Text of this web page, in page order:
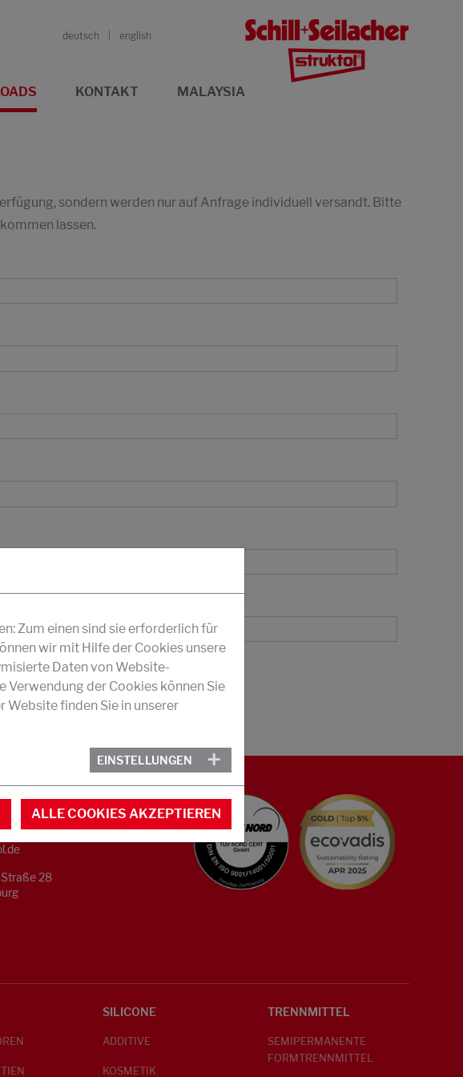
deutsch english
KONTAKT MALAYSIA
sondern werden nur auf Anfrage individuell versandt. Bitte
lassen.
733 62 - 0
28
SILICONE
ADDITIVE
KOSMETIK
TRENNMITTEL
SEMIPERMANENTE
FORMTRENNMITTEL
Zum einen sind sie erforderlich für
wir mit Hilfe der Cookies unsere
Daten von Website-
Verwendung der Cookies können Sie
finden Sie in unserer
EINSTELLUNGEN
ALLE COOKIES AKZEPTIEREN